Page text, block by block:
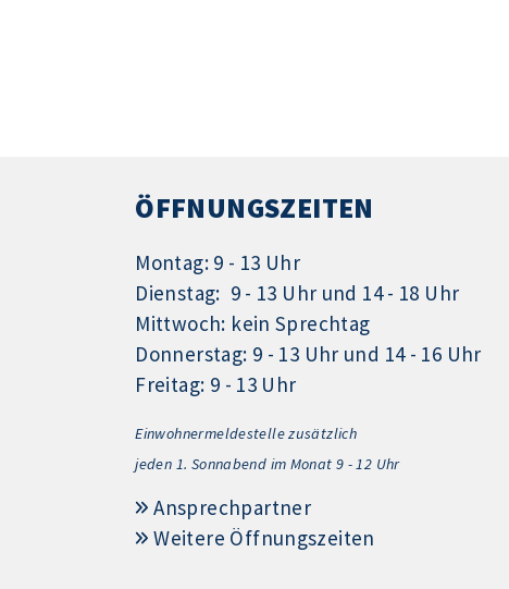
ÖFFNUNGSZEITEN
Montag: 9 - 13 Uhr
Dienstag: 9 - 13 Uhr und 14 - 18 Uhr
Mittwoch: kein Sprechtag
Donnerstag: 9 - 13 Uhr und 14 - 16 Uhr
Freitag: 9 - 13 Uhr
Einwohnermeldestelle zusätzlich
jeden 1. Sonnabend im Monat 9 - 12 Uhr
Ansprechpartner
Weitere Öffnungszeiten